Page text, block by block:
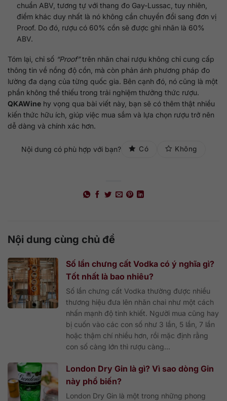
chuẩn ABV, tương tự với thang đo Gay-Lussac, tuy nhiên,
điểm khác duy nhất là nó không cần chuyển đổi sang đơn vị
Proof. Do đó, rượu có 60% cồn sẽ được ghi nhãn là 60%
ABV.
Tóm lại, chỉ số “Proof”trên nhãn chai rượu không chỉ cung cấp
thông tin về nồng độ cồn, mà còn phản ánh phương pháp đo
lường đa dạng của từng quốc gia. Bên cạnh đó, nó cũng là một
phần không thể thiếu trong trải nghiệm thưởng thức rượu.
QKAWine hy vọng qua bài viết này, bạn sẽ có thêm thật nhiều
kiến thức hữu ích, giúp việc mua sắm và lựa chọn rượu trở nên
dễ dàng và chính xác hơn.
Nội dung có phù hợp với bạn? Có Không
Nội dung cùng chủ đề
Số lần chưng cất Vodka có ý nghĩa gì?
Tốt nhất là bao nhiêu?
Số lần chưng cất Vodka thường được nhiều
thương hiệu đưa lên nhãn chai như một cách
nhấn mạnh độ tinh khiết. Người mua cũng hay
bị cuốn vào các con số như 3 lần, 5 lần, 7 lần
hoặc thậm chí nhiều hơn, rồi mặc định rằng
con số càng lớn thì rượu càng...
London Dry Gin là gì? Vì sao dòng Gin
này phổ biến?
London Dry Gin là một trong những phong